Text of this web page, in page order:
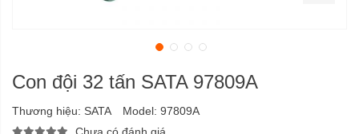
Con đội 32 tấn SATA 97809A
Thương hiệu: SATA Model: 97809A